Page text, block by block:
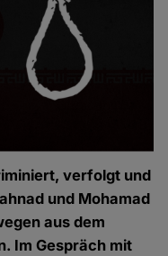
verfolgt und
und Mohamad
aus dem
Im Gespräch mit